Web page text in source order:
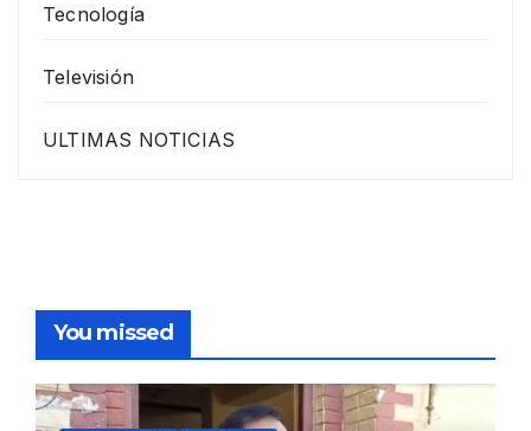
Tecnología
Televisión
ULTIMAS NOTICIAS
You missed